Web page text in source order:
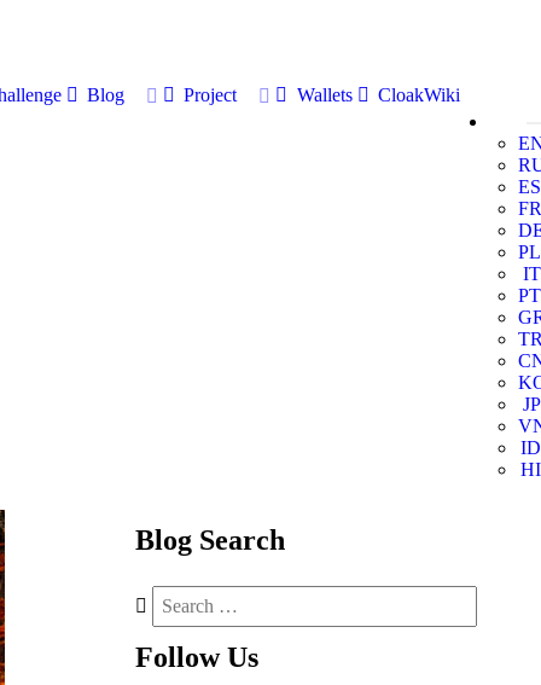
Blog Project Wallets
CloakWiki
ES
FR
PL
IT
PT
JP
ID
HI
Blog Search
Follow Us